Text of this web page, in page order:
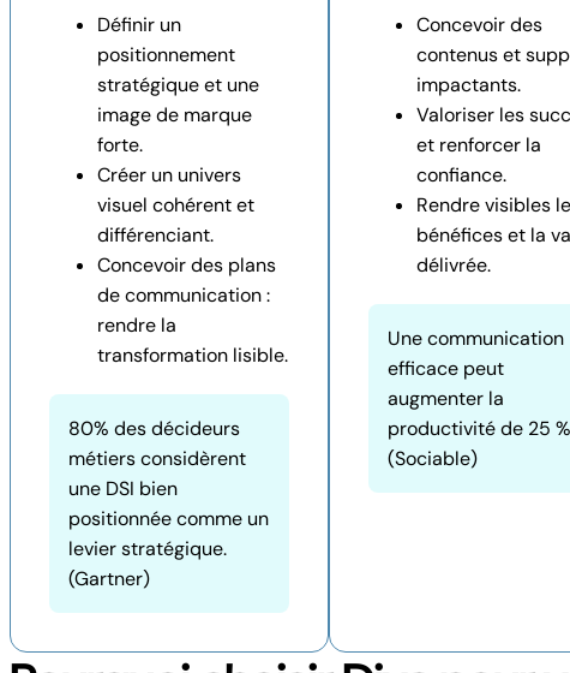
Définir un
positionnement
stratégique et une
image de marque
forte.
Créer un univers
visuel cohérent et
différenciant.
Concevoir des plans
de communication :
rendre la
transformation lisible.
80% des décideurs
métiers considèrent
une DSI bien
positionnée comme un
levier stratégique.
(Gartner)
Concevoir des
contenus et
impactants.
Valoriser les
et renforcer la
confiance.
Rendre visibles
bénéfices et la
délivrée.
Une communication
efficace peut
augmenter la
productivité de 25
(Sociable)